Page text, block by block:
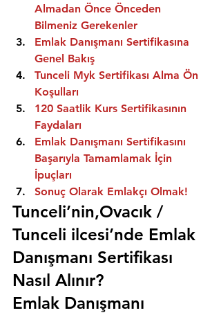
Almadan Önce Önceden
Bilmeniz Gerekenler
Emlak Danışmanı Sertifikasına
Genel Bakış
Tunceli Myk Sertifikası Alma Ön
Koşulları
120 Saatlik Kurs Sertifikasının
Faydaları
Emlak Danışmanı Sertifikasını
Başarıyla Tamamlamak İçin
İpuçları
Sonuç Olarak Emlakçı Olmak!
Tunceli’nin,Ovacık /
Tunceli ilcesi’nde Emlak
Danışmanı Sertifikası
Nasıl Alınır?
Emlak Danışmanı